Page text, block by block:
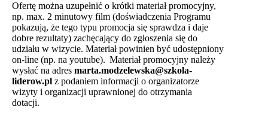
Ofertę można uzupełnić o krótki materiał promocyjny,
np. max. 2 minutowy film (doświadczenia Programu
pokazują, że tego typu promocja się sprawdza i daje
dobre rezultaty) zachęcający do zgłoszenia się do
udziału w wizycie. Materiał powinien być udostępniony
on-line (np. na youtube). Materiał promocyjny należy
wysłać na adres marta.modzelewska@szkola-
liderow.pl z podaniem informacji o organizatorze
wizyty i organizacji uprawnionej do otrzymania
dotacji.